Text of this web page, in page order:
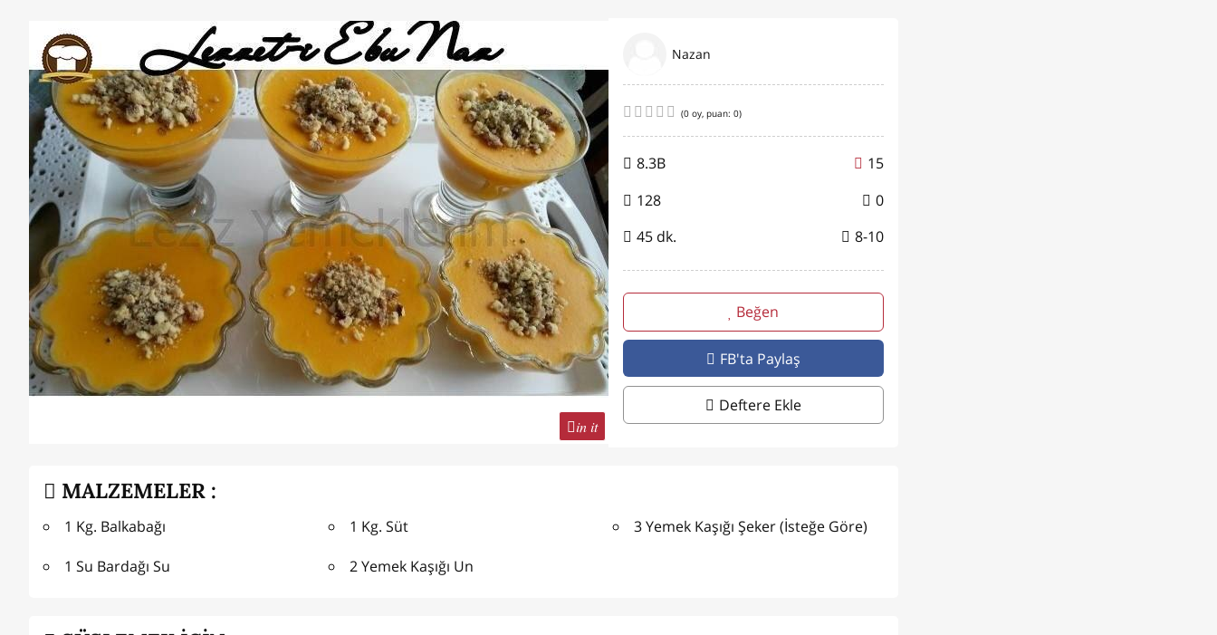
in it
Nazan
(0 oy, puan: 0)
8.3B
15
128
0
45 dk.
8-10
Beğen
FB'ta Paylaş
Deftere Ekle
MALZEMELER :
1 Kg. Balkabağı
1 Su Bardağı Su
1 Kg. Süt
2 Yemek Kaşığı Un
3 Yemek Kaşığı Şeker (İsteğe Göre)